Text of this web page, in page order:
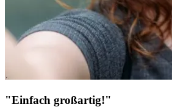
"Einfach großartig!"